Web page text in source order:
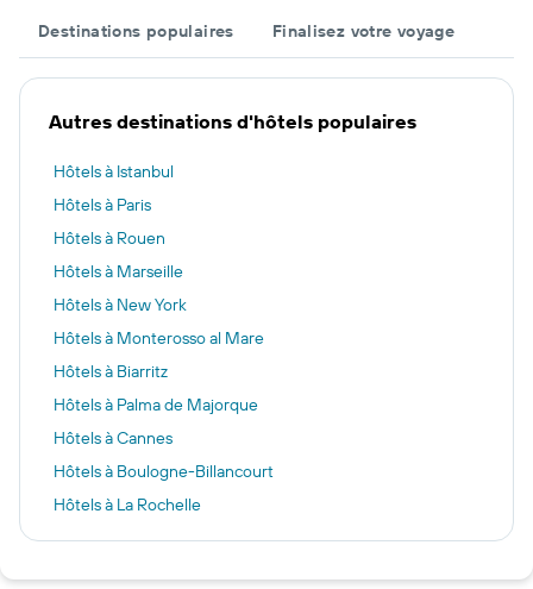
Destinations populaires Finalisez votre voyage
Autres destinations d'hôtels populaires
Hôtels à Istanbul
Hôtels à Paris
Hôtels à Rouen
Hôtels à Marseille
Hôtels à New York
Hôtels à Monterosso al Mare
Hôtels à Biarritz
Hôtels à Palma de Majorque
Hôtels à Cannes
Hôtels à Boulogne-Billancourt
Hôtels à La Rochelle
Hôtels à La Havane